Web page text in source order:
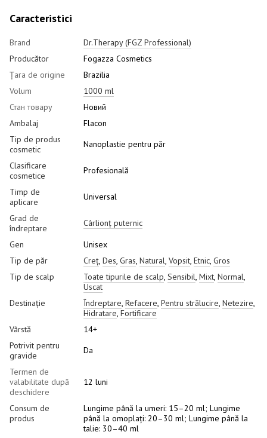
Caracteristici
Brand
Dr.Therapy (FGZ Professional)
Producător
Fogazza Cosmetics
Țara de origine
Brazilia
Volum
1000 ml
Стан товару
Новий
Ambalaj
Flacon
Tip de produs
cosmetic
Nanoplastie pentru păr
Clasificare
cosmetice
Profesională
Timp de
aplicare
Universal
Grad de
îndreptare
Cârlionț puternic
Gen
Unisex
Tip de păr
Creț, Des, Gras, Natural, Vopsit, Etnic, Gros
Tip de scalp
Toate tipurile de scalp, Sensibil, Mixt, Normal,
Uscat
Destinație
Îndreptare, Refacere, Pentru strălucire, Netezire,
Hidratare, Fortificare
Vârstă
14+
Potrivit pentru
gravide
Da
Termen de
valabilitate după
deschidere
12 luni
Consum de
produs
Lungime până la umeri: 15–20 ml; Lungime
până la omoplați: 20–30 ml; Lungime până la
talie: 30–40 ml